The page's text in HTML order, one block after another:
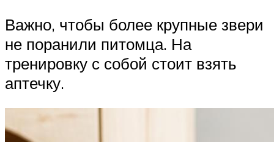
Важно, чтобы более крупные звери
не поранили питомца. На
тренировку с собой стоит взять
аптечку.